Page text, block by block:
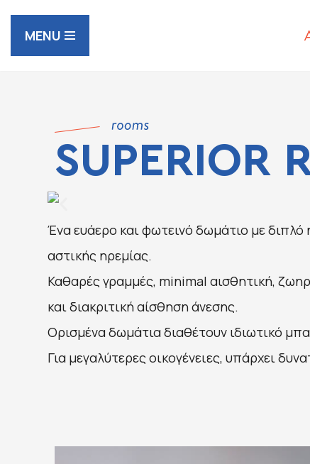
Μεταπηδήστε
MENU
SUPERIOR
Ένα ευάερο και φωτεινό δωμάτιο με
αστικής ηρεμίας.
Καθαρές γραμμές, minimal αισθητική,
και διακριτική αίσθηση άνεσης.
Ορισμένα δωμάτια διαθέτουν ιδιωτικό
Για μεγαλύτερες οικογένειες, υπάρχει